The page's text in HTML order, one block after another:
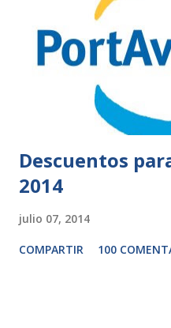
Descuentos
2014
julio 07, 2014
COMPARTIR 100